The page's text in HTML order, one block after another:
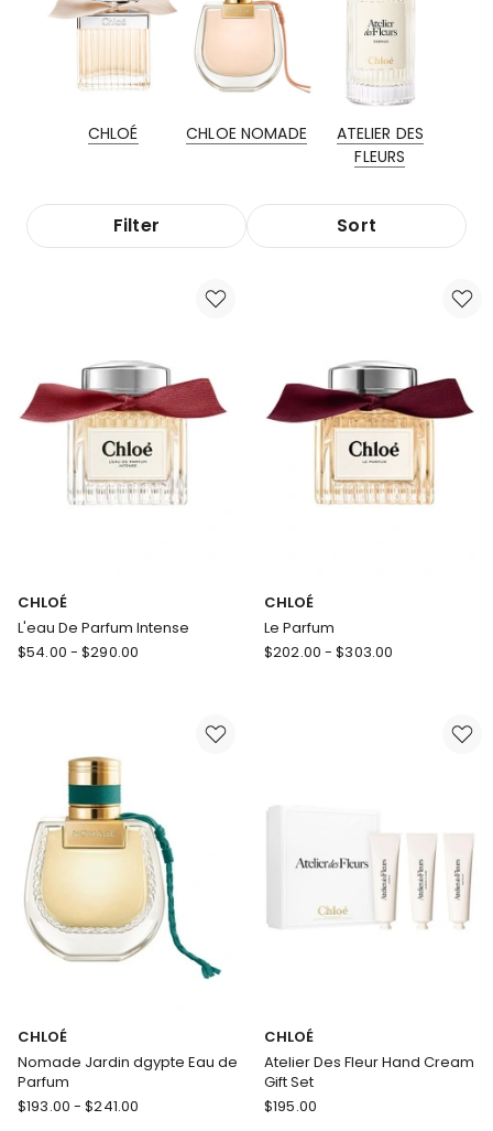
CHLOÉ CHLOE NOMADE
ATELIER DES
FLEURS
Filter Sort
CHLOÉ
L'eau De Parfum Intense
CHLOÉ
$54.00 - $290.00
CHLOÉ
Le Parfum
CHLOÉ
$202.00 - $303.00
CHLOÉ
Nomade Jardin dgypte Eau de
Parfum
CHLOÉ
$193.00 - $241.00
CHLOÉ
Atelier Des Fleur Hand Cream
Gift Set
CHLOÉ
$195.00